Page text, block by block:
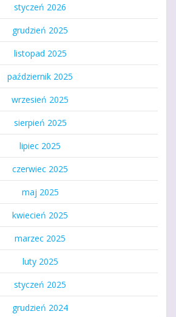
styczeń 2026
grudzień 2025
listopad 2025
październik 2025
wrzesień 2025
sierpień 2025
lipiec 2025
czerwiec 2025
maj 2025
kwiecień 2025
marzec 2025
luty 2025
styczeń 2025
grudzień 2024